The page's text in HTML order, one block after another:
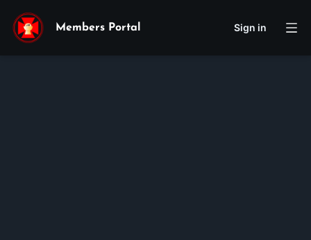
Members Portal Sign in